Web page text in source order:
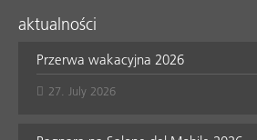
aktualności
Przerwa wakacyjna 2026
27. July 2026